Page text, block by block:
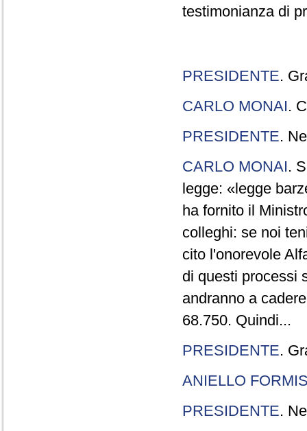
testimonianza di
PRESIDENTE.
CARLO MONAI.
PRESIDENTE.
CARLO MONAI.
legge: «legge
ha fornito il
colleghi: se noi
cito l'onorevole
di questi processi
andranno a
68.750. Quindi...
PRESIDENTE.
ANIELLO
PRESIDENTE.